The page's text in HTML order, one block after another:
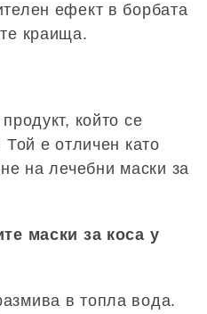
ефект в борбата
краища.
който се
е отличен като
на лечебни маски за
маски за коса у
в топла вода.